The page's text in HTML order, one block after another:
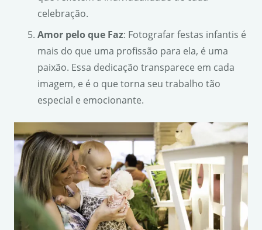
celebração.
Amor pelo que Faz: Fotografar festas infantis é
mais do que uma profissão para ela, é uma
paixão. Essa dedicação transparece em cada
imagem, e é o que torna seu trabalho tão
especial e emocionante.